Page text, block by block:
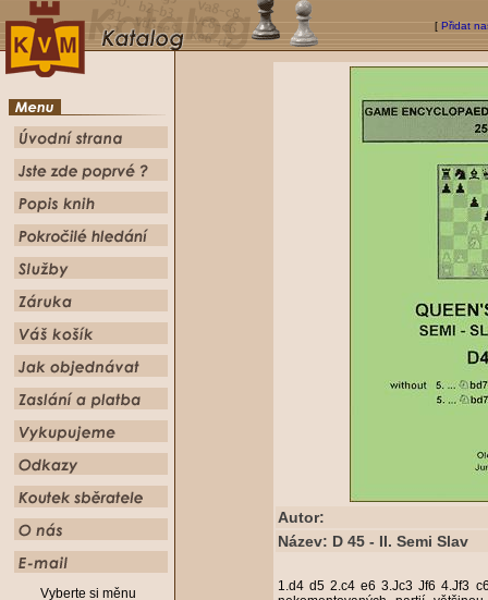
[ Přidat
Vyberte si měnu
Autor:
Název: D 45 - II. Semi Slav
1.d4 d5 2.c4 e6 3.Jc3 Jf6 4.Jf3